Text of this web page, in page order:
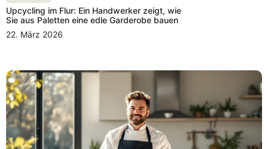
Upcycling im Flur: Ein Handwerker zeigt, wie
Sie aus Paletten eine edle Garderobe bauen
22. März 2026